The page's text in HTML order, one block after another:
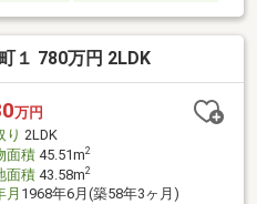
１ 780万円 2LDK
万円
り 2LDK
面積45.51m2
面積43.58m2
月 1968年6月(築58年3ヶ月)